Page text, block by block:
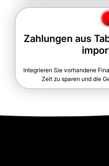
Zahlungen aus
Integrieren Sie vorhandene
Zeit zu sparen und die